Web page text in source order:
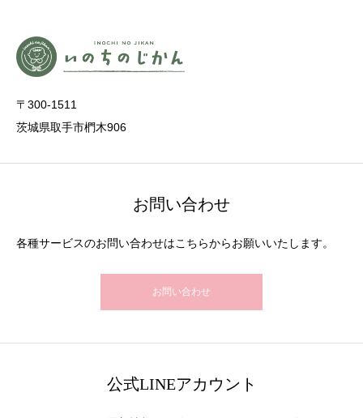
〒300-1511
茨城県取手市椚木906
お問い合わせ
各種サービスのお問い合わせはこちらからお願いいたします。
お問い合わせ
公式LINEアカウント